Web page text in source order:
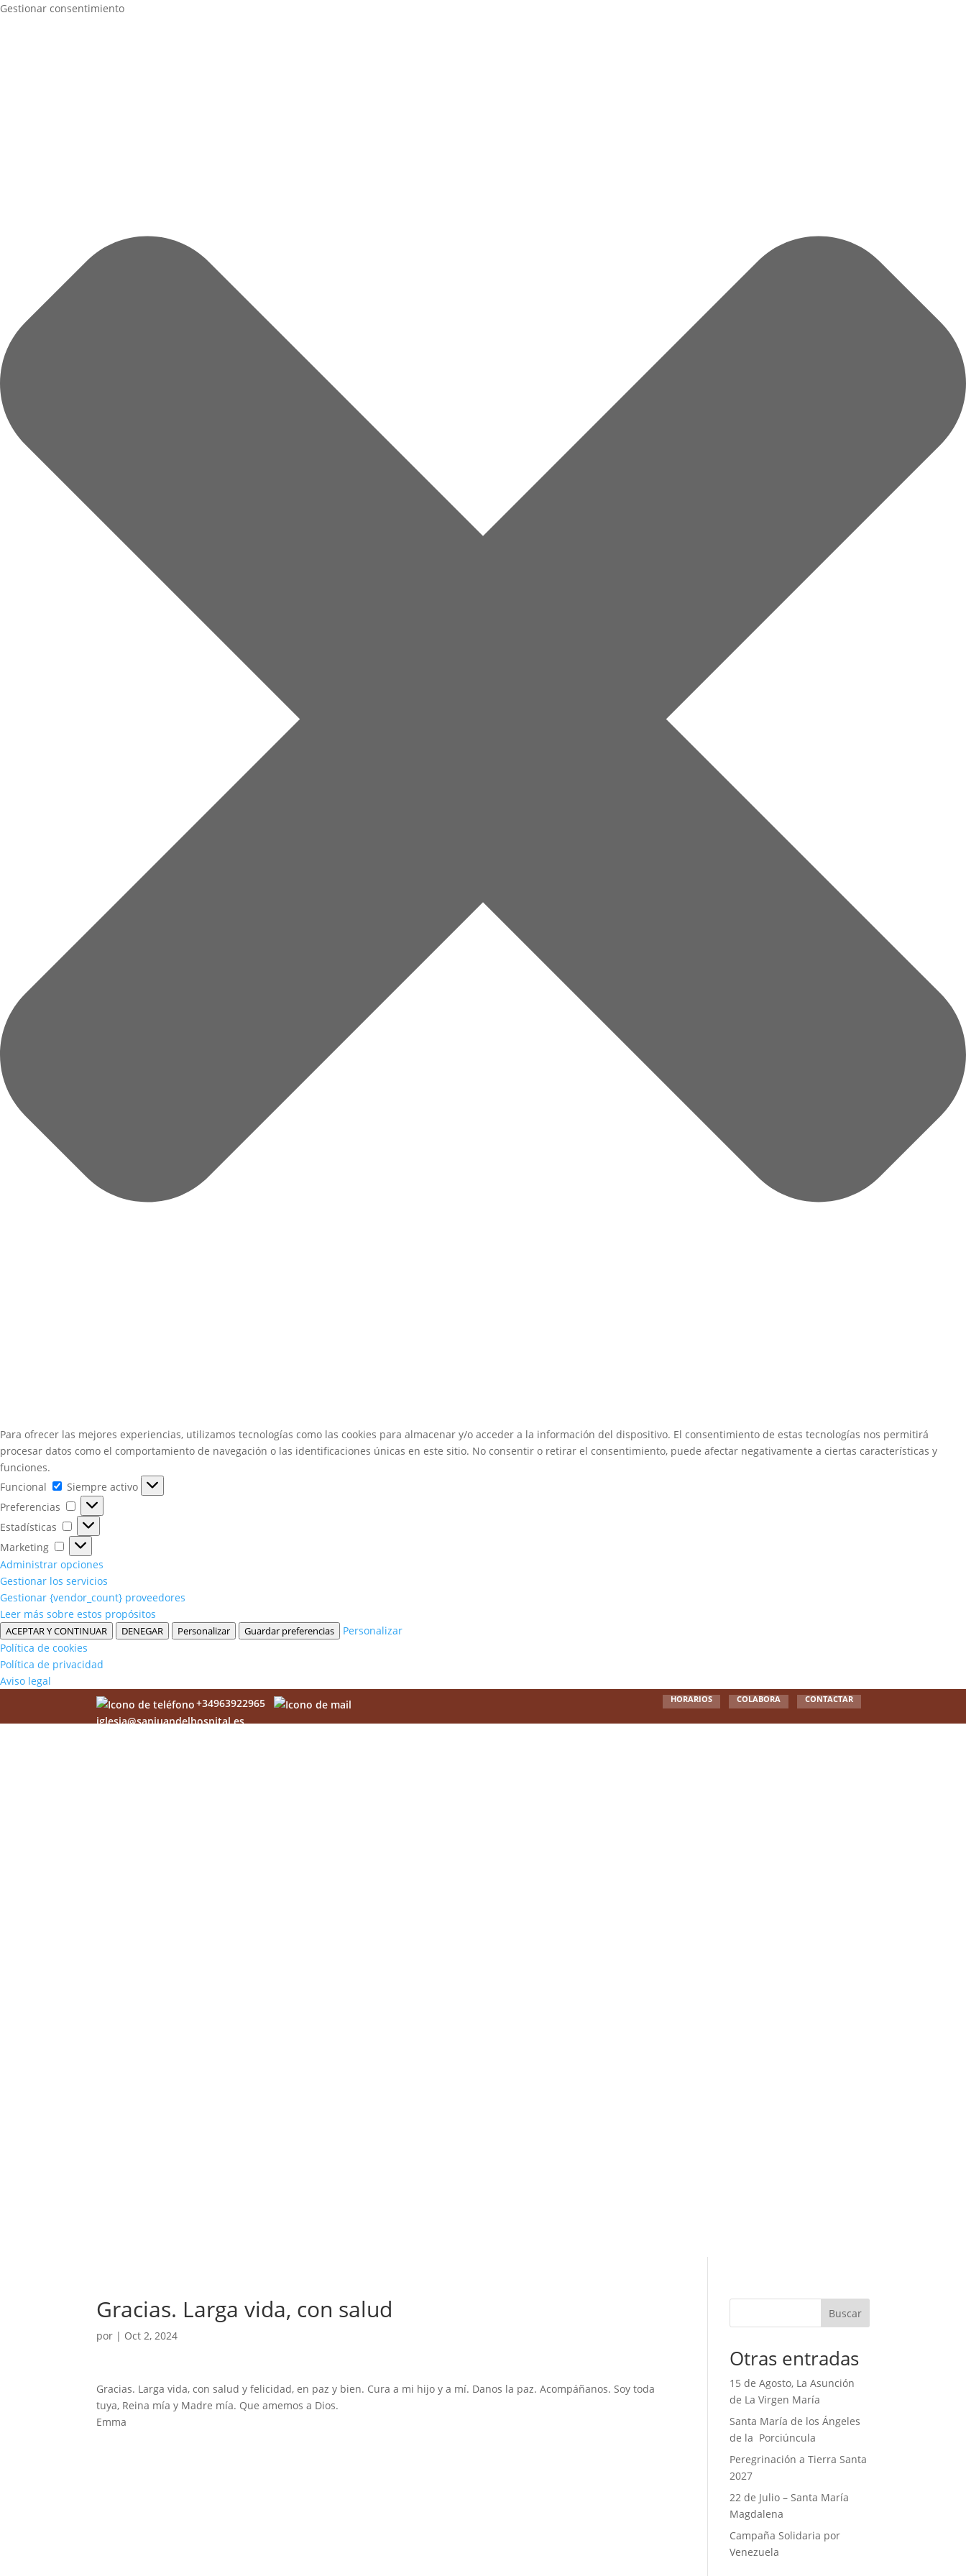
Gestionar consentimiento
Para ofrecer las mejores experiencias, utilizamos tecnologías como las cookies para almacenar y/o acceder a la información del dispositivo. El consentimiento de estas tecnologías nos permitirá
procesar datos como el comportamiento de navegación o las identificaciones únicas en este sitio. No consentir o retirar el consentimiento, puede afectar negativamente a ciertas características y
funciones.
Funcional
Funcional
Siempre activo
Preferencias
Preferencias
Estadísticas
Estadísticas
Marketing
Marketing
Administrar opciones
Gestionar los servicios
Gestionar {vendor_count} proveedores
Leer más sobre estos propósitos
ACEPTAR Y CONTINUAR DENEGAR Personalizar Guardar preferencias
Personalizar
Política de cookies
Política de privacidad
Aviso legal
+34963922965
iglesia@sanjuandelhospital.es
HORARIOS COLABORA CONTACTAR
Gracias. Larga vida, con salud
por | Oct 2, 2024
Gracias. Larga vida, con salud y felicidad, en paz y bien. Cura a mi hijo y a mí. Danos la paz. Acompáñanos. Soy toda
tuya, Reina mía y Madre mía. Que amemos a Dios.
Emma
Buscar
Otras entradas
15 de Agosto, La Asunción
de La Virgen María
Santa María de los Ángeles
de la Porciúncula
Peregrinación a Tierra Santa
2027
22 de Julio – Santa María
Magdalena
Campaña Solidaria por
Venezuela